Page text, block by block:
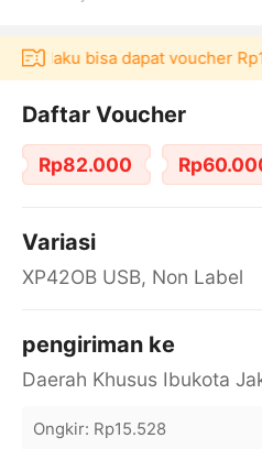
bisa dapat voucher
Daftar Voucher
Rp82.000
Variasi
XP42OB USB, Non Label
pengiriman ke
Ongkir: Rp15.528